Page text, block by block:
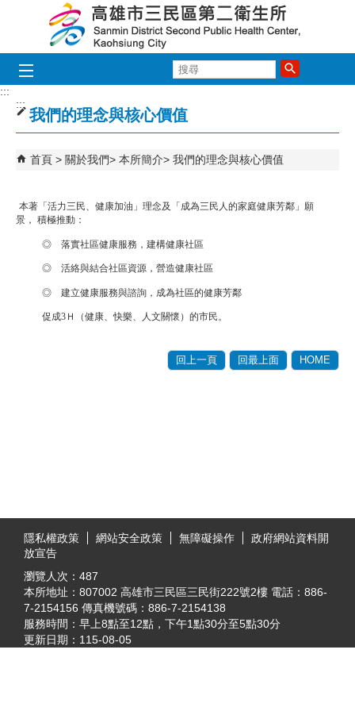
跳到主要內容區塊
尋
:::
:::
我們的理念與核心價值
首頁 關於我們 本所簡介 我們的理念與核心價值
本著「活力三民、健康加油」理念及「成為三民人的家庭健康芳鄰」願
景， 積極推動：
◎ 落實社區健康服務，建構健康社區
◎ 活絡與結合社區資源，營造健康社區
◎ 建立健康服務與諮詢，成為社區的健康芳鄰
促成3 Ｈ（健康、快樂、人文關懷）的市民。
回上一頁 回最上面 HOME
隱私權政策
網站安全政策 無障礙操作
政府網站資料開
放宣告
瀏覽人次： 487
本所地址：807002 高雄市三民區三民街222號2樓 電話：886-
7-2154156 傳真機號碼：886-7-2154138
服務時間：早上8點至12點，下午1點30分至5點30分
更新日期： 115-08-05